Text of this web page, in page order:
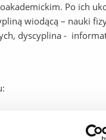
Po ich
wiodącą – nauki
dyscyplina -